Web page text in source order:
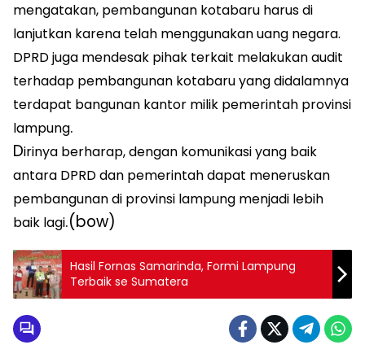
mengatakan, pembangunan kotabaru harus di
lanjutkan karena telah menggunakan uang negara.
DPRD juga mendesak pihak terkait melakukan audit
terhadap pembangunan kotabaru yang didalamnya
terdapat bangunan kantor milik pemerintah provinsi
lampung.
Dirinya berharap, dengan komunikasi yang baik
antara DPRD dan pemerintah dapat meneruskan
pembangunan di provinsi lampung menjadi lebih
baik lagi.(bow)
Hasil Fornas Samarinda, Formi Lampung
Terbaik se Sumatera